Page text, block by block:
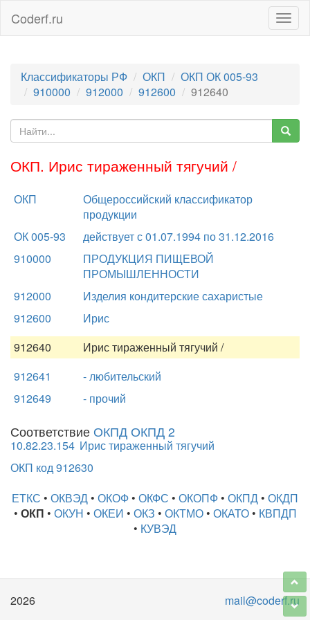
Coderf.ru
Классификаторы РФ ОКП
ОКП ОК 005-93
910000
912000 912600 912640
ОКП. Ирис тираженный тягучий /
ОКП
Общероссийский классификатор
продукции
ОК 005-93
действует с 01.07.1994 по 31.12.2016
910000
ПРОДУКЦИЯ ПИЩЕВОЙ
ПРОМЫШЛЕННОСТИ
912000
Изделия кондитерские сахаристые
912600
Ирис
912640
Ирис тираженный тягучий /
912641
- любительский
912649
- прочий
Соответствие ОКПД ОКПД 2
10.82.23.154 Ирис тираженный тягучий
ОКП код 912630
ЕТКС • ОКВЭД • ОКОФ • ОКФС • ОКОПФ • ОКПД • ОКДП
• ОКП • ОКУН • ОКЕИ • ОКЗ • ОКТМО• ОКАТО• КВПДП
• КУВЭД
2026 mail@coderf.ru